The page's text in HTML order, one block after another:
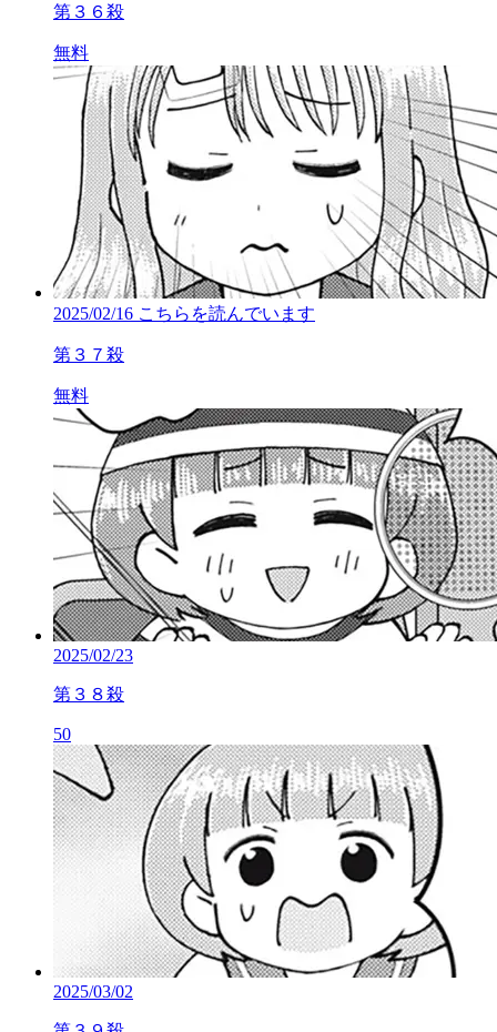
第３６殺
無料
2025/02/16 こちらを読んでいます
第３７殺
無料
2025/02/23
第３８殺
50
2025/03/02